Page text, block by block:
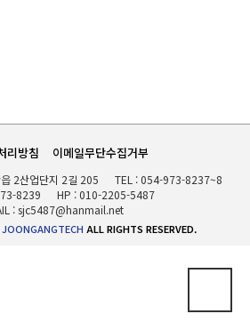
리방침 이메일무단수집거부
2산업단지 2길 205 TEL :054-973-8237~8
8239
HP :010-2205-5487
:sjc5487@hanmail.net
JOONGANGTECH ALL RIGHTS RESERVED.